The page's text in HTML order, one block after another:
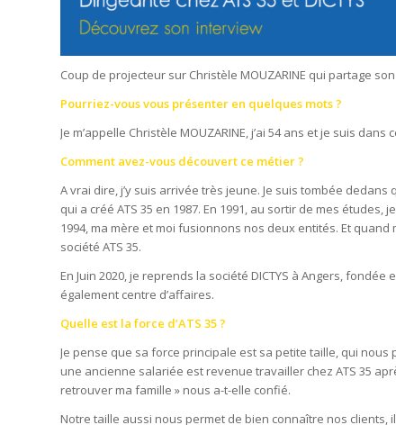
Coup de projecteur sur Christèle MOUZARINE qui partage
Pourriez-vous vous présenter en quelques mots ?
Je m’appelle Christèle MOUZARINE, j’ai 54 ans et je suis
Comment avez-vous découvert ce métier ?
A vrai dire, j’y suis arrivée très jeune. Je suis tombée
qui a créé ATS 35 en 1987. En 1991, au sortir de mes
1994, ma mère et moi fusionnons nos deux entités. Et
société ATS 35.
En Juin 2020, je reprends la société DICTYS à Angers,
également centre d’affaires.
Quelle est la force d’ATS 35 ?
Je pense que sa force principale est sa petite taille, qui
une ancienne salariée est revenue travailler chez ATS 35
retrouver ma famille » nous a-t-elle confié.
Notre taille aussi nous permet de bien connaître nos